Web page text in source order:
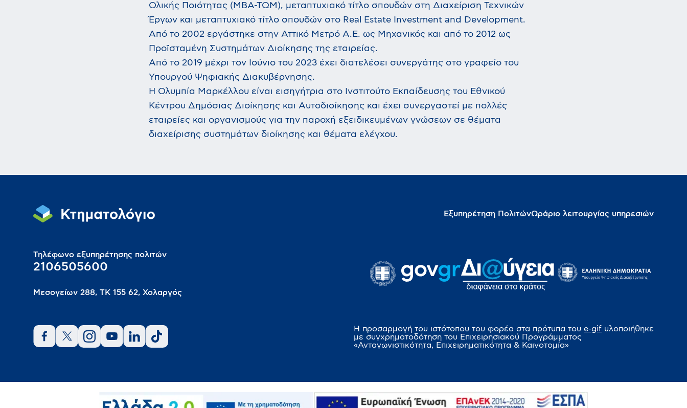
Ολικής Ποιότητας (MBA-TQM), μεταπτυχιακό τίτλο σπουδών στη Διαχείριση Τεχνικών
Έργων και μεταπτυχιακό τίτλο σπουδών στο Real Estate Investment and Development.
Από το 2002 εργάστηκε στην Αττικό Μετρό Α.Ε. ως Μηχανικός και από το 2012 ως
Προϊσταμένη Συστημάτων Διοίκησης της εταιρείας.
Από το 2019 μέχρι τον Ιούνιο του 2023 έχει διατελέσει συνεργάτης στο γραφείο του
Υπουργού Ψηφιακής Διακυβέρνησης.
Η Ολυμπία Μαρκέλλου είναι εισηγήτρια στο Ινστιτούτο Εκπαίδευσης του Εθνικού
Κέντρου Δημόσιας Διοίκησης και Αυτοδιοίκησης και έχει συνεργαστεί με πολλές
εταιρείες και οργανισμούς για την παροχή εξειδικευμένων γνώσεων σε θέματα
διαχείρισης συστημάτων διοίκησης και θέματα ελέγχου.
Εξυπηρέτηση ΠολιτώνΩράριο λειτουργίας υπηρεσιών
Τηλέφωνο εξυπηρέτησης πολιτών
2106505600
Μεσογείων 288, ΤΚ 155 62, Χολαργός
Η προσαρμογή του ιστότοπου του φορέα στα πρότυπα του e-gif υλοποιήθηκε
με συγχρηματοδότηση του Επιχειρησιακού Προγράμματος
«Ανταγωνιστικότητα, Επιχειρηματικότητα & Καινοτομία»